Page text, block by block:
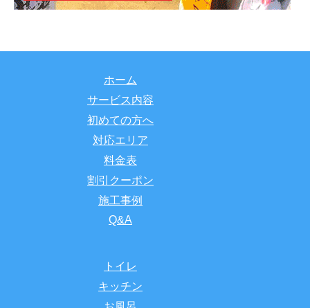
ホーム
サービス内容
初めての方へ
対応エリア
料金表
割引クーポン
施工事例
Q&A
トイレ
キッチン